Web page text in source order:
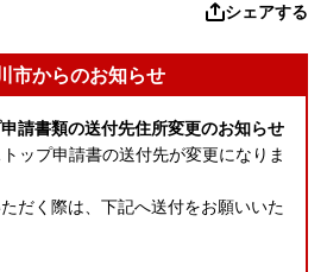
シェアする
市からのお知らせ
申請書類の送付先住所変更のお知らせ
ップ申請書の送付先が変更になりま
だく際は、下記へ送付をお願いいた